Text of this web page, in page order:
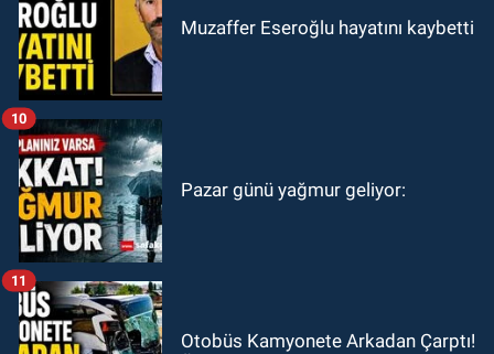
Muzaffer Eseroğlu hayatını kaybetti
Pazar günü yağmur geliyor:
10
Otobüs Kamyonete Arkadan Çarptı!
11